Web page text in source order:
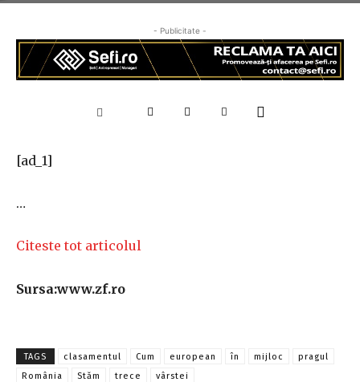
- Publicitate -
[ad_1]
…
Citeste tot articolul
Sursa:www.zf.ro
TAGS clasamentul Cum european în mijloc
pragul
România
Stăm trece vârstei